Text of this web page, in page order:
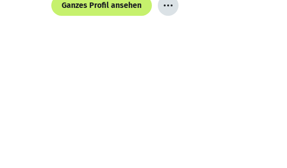
Ganzes Profil ansehen